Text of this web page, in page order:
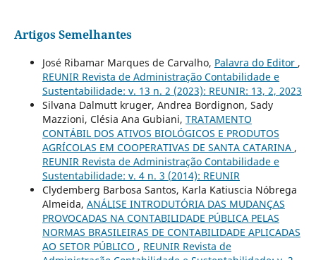
Artigos Semelhantes
José Ribamar Marques de Carvalho, Palavra do Editor ,
REUNIR Revista de Administração Contabilidade e
Sustentabilidade: v. 13 n. 2 (2023): REUNIR: 13, 2, 2023
Silvana Dalmutt kruger, Andrea Bordignon, Sady
Mazzioni, Clésia Ana Gubiani, TRATAMENTO
CONTÁBIL DOS ATIVOS BIOLÓGICOS E PRODUTOS
AGRÍCOLAS EM COOPERATIVAS DE SANTA CATARINA ,
REUNIR Revista de Administração Contabilidade e
Sustentabilidade: v. 4 n. 3 (2014): REUNIR
Clydemberg Barbosa Santos, Karla Katiuscia Nóbrega
Almeida, ANÁLISE INTRODUTÓRIA DAS MUDANÇAS
PROVOCADAS NA CONTABILIDADE PÚBLICA PELAS
NORMAS BRASILEIRAS DE CONTABILIDADE APLICADAS
AO SETOR PÚBLICO , REUNIR Revista de